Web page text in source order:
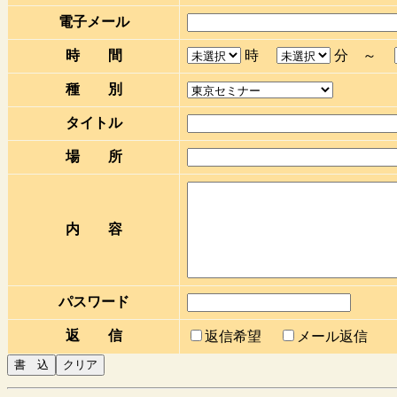
電子メール
時 間 時 分 ～
種 別
タイトル
場 所
内 容
パスワード
返 信 返信希望 メール返信